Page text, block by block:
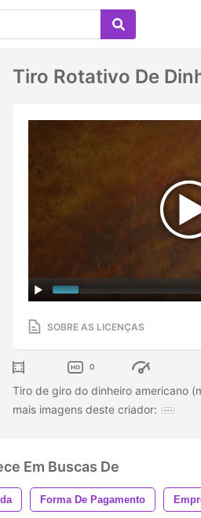
Tiro Rotativo De
SOBRE AS LICENÇAS
0
Tiro de giro do dinheiro americano
mais imagens deste criador:
Em Buscas De
Forma De Pagamento